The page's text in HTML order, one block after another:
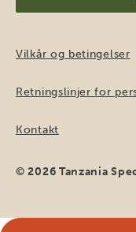
Vilkår og betingelser
Retningslinjer for
Kontakt
© 2026 Tanzania